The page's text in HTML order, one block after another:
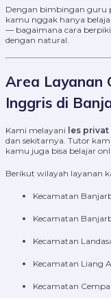
Dengan bimbingan guru
kamu nggak hanya
— bagaimana cara
dengan natural.
Area Layanan
Inggris di
Kami melayani les
dan sekitarnya. Tutor
kamu juga bisa belajar
Berikut wilayah layanan
Kecamatan
Kecamatan
Kecamatan
Kecamatan Liang
Kecamatan